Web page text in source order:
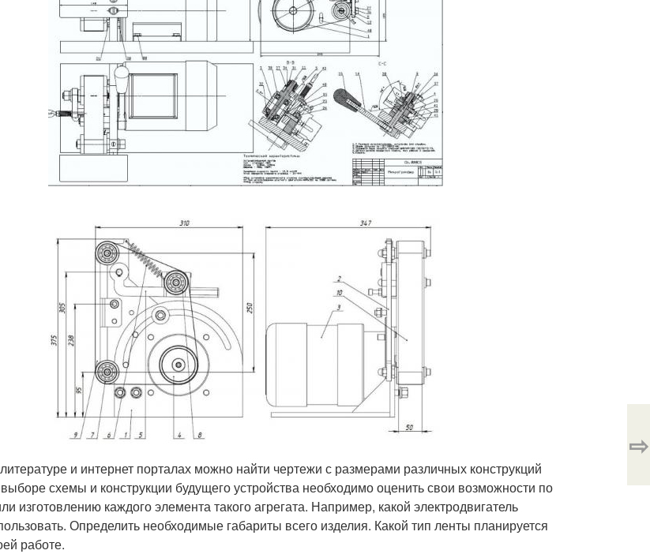
и интернет порталах можно найти чертежи с размерами различных конструкций
схемы и конструкции будущего устройства необходимо оценить свои возможности по
изготовлению каждого элемента такого агрегата. Например, какой электродвигатель
Определить необходимые габариты всего изделия. Какой тип ленты планируется
работе.
⇨